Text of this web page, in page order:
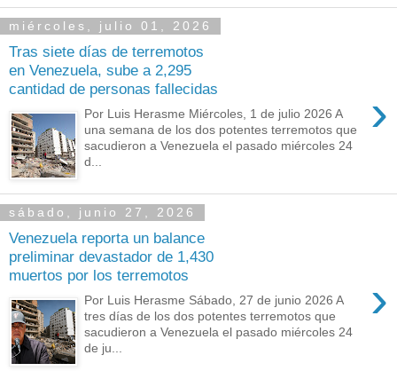
miércoles, julio 01, 2026
Tras siete días de terremotos
en Venezuela, sube a 2,295
cantidad de personas fallecidas
›
Por Luis Herasme Miércoles, 1 de julio 2026 A
una semana de los dos potentes terremotos que
sacudieron a Venezuela el pasado miércoles 24
d...
sábado, junio 27, 2026
Venezuela reporta un balance
preliminar devastador de 1,430
muertos por los terremotos
›
Por Luis Herasme Sábado, 27 de junio 2026 A
tres días de los dos potentes terremotos que
sacudieron a Venezuela el pasado miércoles 24
de ju...